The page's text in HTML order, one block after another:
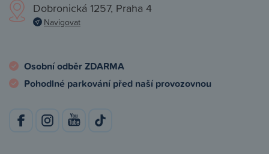
Dobronická 1257, Praha 4
Navigovat
Osobní odběr ZDARMA
Pohodlné parkování před naší provozovnou